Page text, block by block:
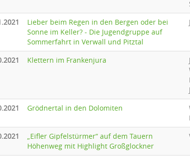
Lieber beim Regen in den Bergen oder bei
Sonne im Keller? - Die Jugendgruppe auf
Sommerfahrt in Verwall und Pitztal
Klettern im Frankenjura
Grödnertal in den Dolomiten
„Eifler Gipfelstürmer“ auf dem Tauern
Höhenweg mit Highlight Großglockner